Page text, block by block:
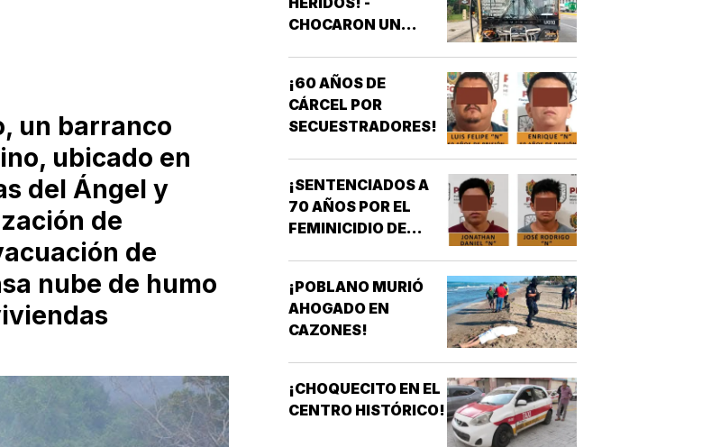
un barranco
ubicado en
del Ángel y
de
de
nube de humo
CHOCARON UN
LOS AZULES EN LA
TAMPIQUERA
¡60 AÑOS DE
CÁRCEL POR
SECUESTRADORES!
¡SENTENCIADOS A
70 AÑOS POR EL
FEMINICIDIO DE
¡POBLANO MURIÓ
AHOGADO EN
CAZONES!
¡CHOQUECITO EN EL
CENTRO HISTÓRICO!